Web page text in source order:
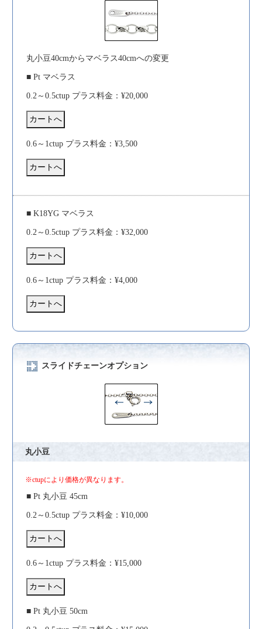
丸小豆40cmからマベラス40cmへの変更
■ Pt マベラス
0.2～0.5ctup プラス料金：¥20,000
0.6～1ctup プラス料金：¥3,500
■ K18YG マベラス
0.2～0.5ctup プラス料金：¥32,000
0.6～1ctup プラス料金：¥4,000
スライドチェーンオプション
丸小豆
※ctupにより価格が異なります。
■ Pt 丸小豆 45cm
0.2～0.5ctup プラス料金：¥10,000
0.6～1ctup プラス料金：¥15,000
■ Pt 丸小豆 50cm